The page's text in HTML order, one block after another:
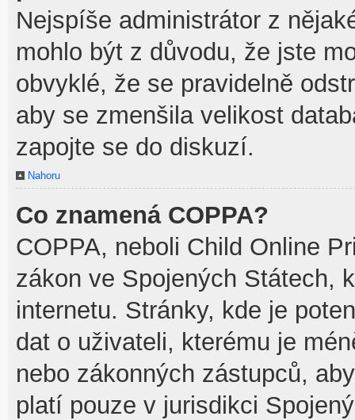
Nejspíše administrátor z
mohlo být z důvodu, že jste
obvyklé, že se pravidelně
aby se zmenšila velikost
zapojte se do diskuzí.
Nahoru
Co znamená COPPA?
COPPA, neboli Child Online
zákon ve Spojených Státech,
internetu. Stránky, kde je
dat o uživateli, kterému je
nebo zákonných zástupců,
platí pouze v jurisdikci